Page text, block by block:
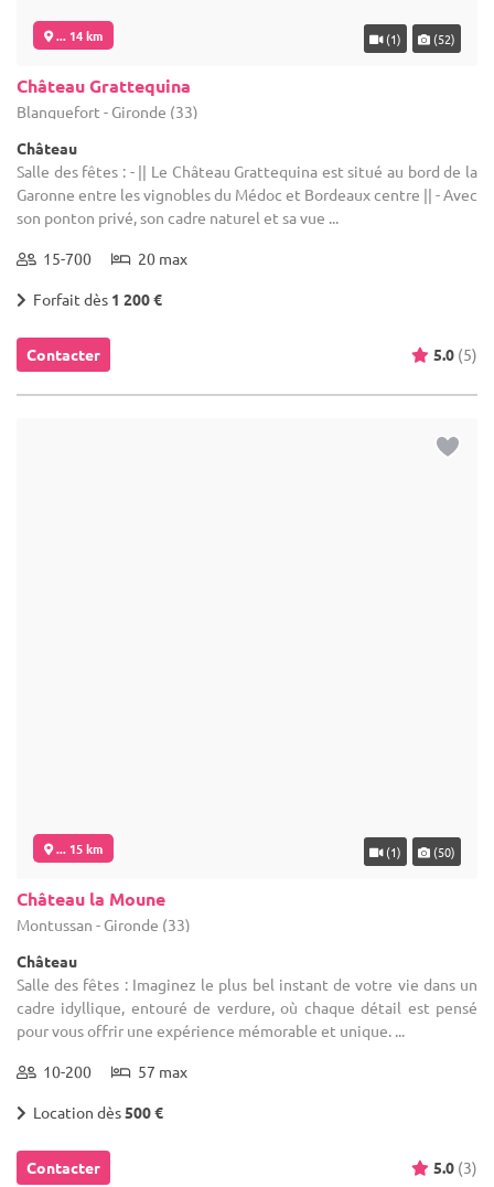
... 14 km (1) (52)
Château Grattequina
Blanquefort - Gironde (33)
Château
Salle des fêtes : - || Le Château Grattequina est situé au bord de la
Garonne entre les vignobles du Médoc et Bordeaux centre || - Avec
son ponton privé, son cadre naturel et sa vue ...
15-700 20 max
Forfait dès 1 200 €
Contacter 5.0 (5)
... 15 km (1) (50)
Château la Moune
Montussan - Gironde (33)
Château
Salle des fêtes : Imaginez le plus bel instant de votre vie dans un
cadre idyllique, entouré de verdure, où chaque détail est pensé
pour vous offrir une expérience mémorable et unique. ...
10-200 57 max
Location dès500 €
Contacter 5.0 (3)